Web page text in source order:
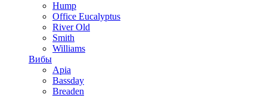
Hump
Office Eucalyptus
River Old
Smith
Williams
Вибы
Apia
Bassday
Breaden